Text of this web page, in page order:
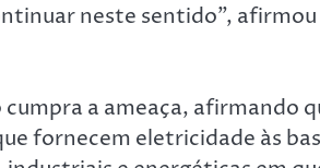
neste sentido”, afirmou
a ameaça, afirmando
fornecem eletricidade às